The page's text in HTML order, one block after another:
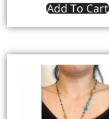
Add To Cart